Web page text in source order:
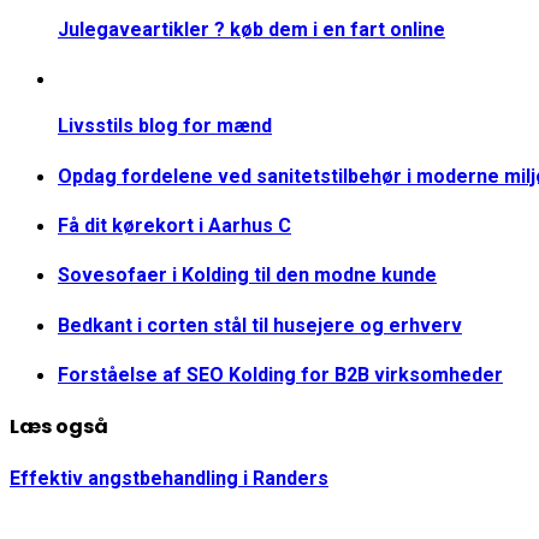
Julegaveartikler ? køb dem i en fart online
Livsstils blog for mænd
Opdag fordelene ved sanitetstilbehør i moderne
Få dit kørekort i Aarhus C
Sovesofaer i Kolding til den modne kunde
Bedkant i corten stål til husejere og erhverv
Forståelse af SEO Kolding for B2B virksomheder
Læs også
Effektiv angstbehandling i Randers